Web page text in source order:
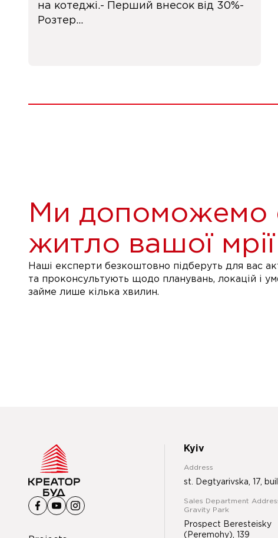
на котеджі.- Перший внесок від 30%-
Розтер...
Ми допоможемо
житло вашої мрії
Наші експерти безкоштовно підберуть для вас
та проконсультують щодо планувань, локацій і
займе лише кілька хвилин.
Kyiv
Address
st. Degtyarivska, 17,
Sales Department
Gravity Park
Prospect Beresteisky
(Peremohy), 139